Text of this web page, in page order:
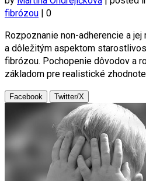
fibrózou | 0
Rozpoznanie non-adherencie a
a dôležitým aspektom
fibrózou. Pochopenie dôvodov a
základom pre realistické
Facebook Twitter/X